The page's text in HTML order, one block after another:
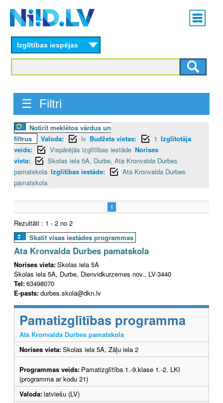
content
Main
menu
Izglītības iespējas
☰ Filtri
Notīrīt meklētos vārdus un
filtrus
Valoda: lv Budžeta vietas: 1 Izglītotāja
veids:
Vispārējās izglītības iestāde Norises
vieta:
Skolas iela 5A, Durbe, Ata Kronvalda Durbes
pamatskola Izglītības iestāde:
Ata Kronvalda Durbes
pamatskola
1
Rezultāti : 1 - 2 no 2
Skatīt visas iestādes programmas
Ata Kronvalda Durbes pamatskola
Norises vieta:Skolas iela 5A
Skolas iela 5A, Durbe, Dienvidkurzemes nov., LV-3440
Tel:63498070
E-pasts:durbes.skola@dkn.lv
Pamatizglītības programma
Ata Kronvalda Durbes pamatskola
Norises vieta:Skolas iela 5A, Zāļu iela 2
Programmas veids: Pamatizglītība 1.-9.klase 1.-2. LKI
(programma ar kodu 21)
Valoda:latviešu (LV)